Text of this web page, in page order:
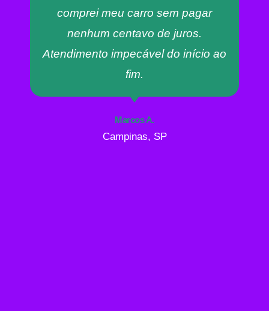
comprei meu carro sem pagar
nenhum centavo de juros.
Atendimento impecável do início ao
fim.
Marcos A.
Campinas, SP